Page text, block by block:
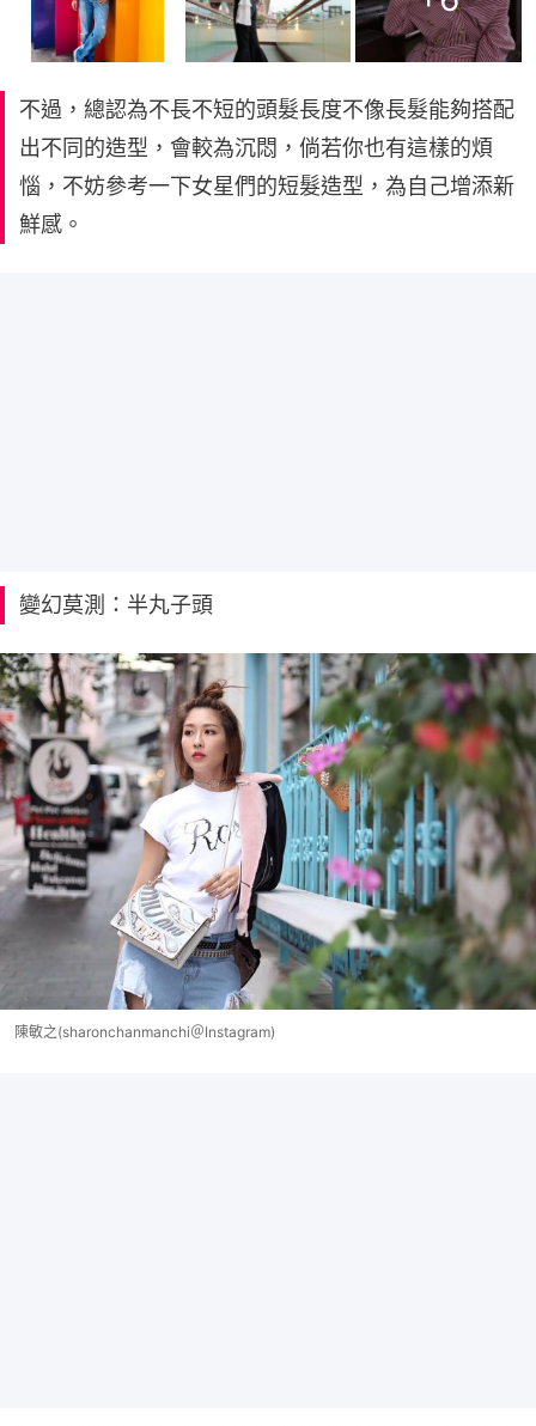
不過，總認為不長不短的頭髮長度不像長髮能夠搭配
出不同的造型，會較為沉悶，倘若你也有這樣的煩
惱，不妨參考一下女星們的短髮造型，為自己增添新
鮮感。
變幻莫測：半丸子頭
陳敏之(sharonchanmanchi＠Instagram)